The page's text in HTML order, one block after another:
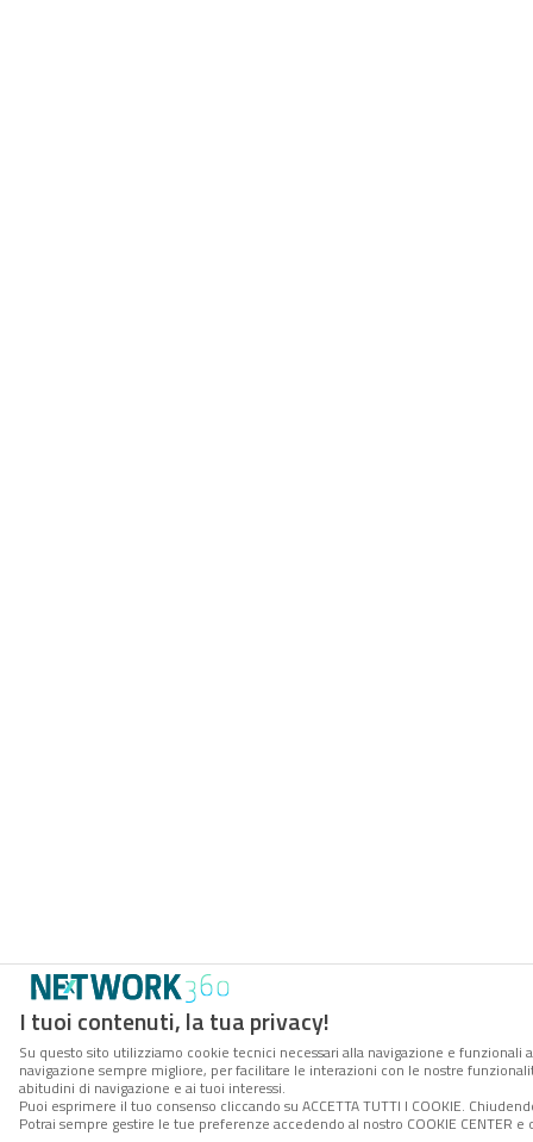
I tuoi contenuti, la tua privacy!
Su questo sito utilizziamo cookie tecnici necessari alla navigazione e
navigazione sempre migliore, per facilitare le interazioni con le nostre
abitudini di navigazione e ai tuoi interessi.
Puoi esprimere il tuo consenso cliccando su ACCETTA TUTTI I COOKIE.
Potrai sempre gestire le tue preferenze accedendo al nostro COOKIE